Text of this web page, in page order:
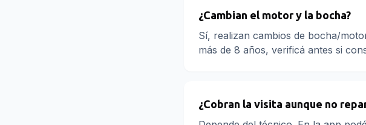
¿Cambian el motor y la bocha?
Sí, realizan cambios de bocha/
más de 8 años, verificá antes si
¿Cobran la visita aunque no